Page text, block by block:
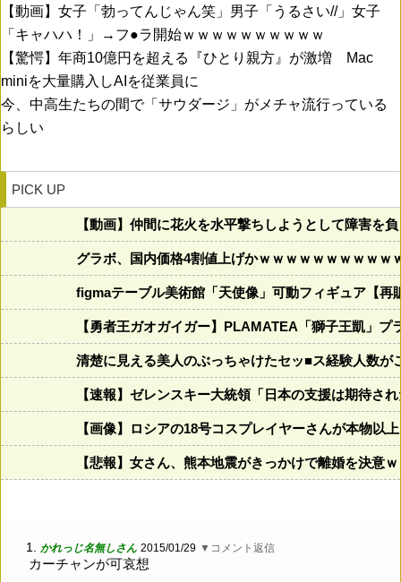
【動画】女子「勃ってんじゃん笑」男子「うるさい//」女子
「キャハハ！」→フ●ラ開始ｗｗｗｗｗｗｗｗｗｗ
【驚愕】年商10億円を超える『ひとり親方』が激増 Mac
miniを大量購入しAIを従業員に
今、中高生たちの間で「サウダージ」がメチャ流行っている
らしい
PICK UP
【動画】仲間に花火を水平撃ちしようとして障害を
グラボ、国内価格4割値上げかｗｗｗｗｗｗｗｗｗｗ
figmaテーブル美術館「天使像」可動フィギュア【再
【勇者王ガオガイガー】PLAMATEA「獅子王凱」プ
清楚に見える美人のぶっちゃけたセッ■ス経験人数
【速報】ゼレンスキー大統領「日本の支援は期待さ
【画像】ロシアの18号コスプレイヤーさんが本物以
【悲報】女さん、熊本地震がきっかけで離婚を決意
1. かれっじ名無しさん 2015/01/29 ▼コメント返信
カーチャンが可哀想